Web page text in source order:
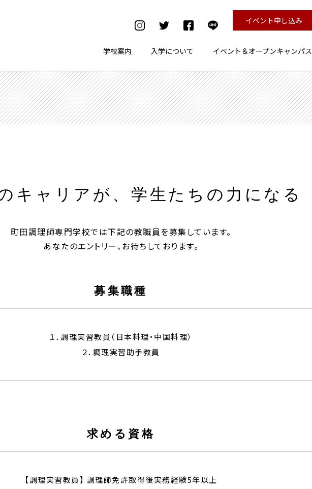
イベント申し込み
学校案内 入学について イベント＆オープンキャンパス
キャリアが、 学生たちの力になる
町田調理師専門学校では下記の教職員を募集しています。
あなたのエントリー、お待ちしております。
募集職種
１．調理実習教員（日本料理・中国料理）
２．調理実習助手教員
求める資格
【調理実習教員】 調理師免許取得後実務経験5年以上